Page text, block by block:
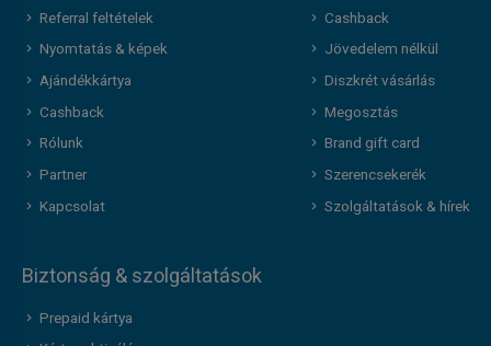
Referral feltételek
Nyomtatás & képek
Ajándékkártya
Cashback
Rólunk
Partner
Kapcsolat
Cashback
Jövedelem nélkül
Diszkrét vásárlás
Megosztás
Brand gift card
Szerencsekerék
Szolgáltatások & hírek
Biztonság & szolgáltatások
Prepaid kártya